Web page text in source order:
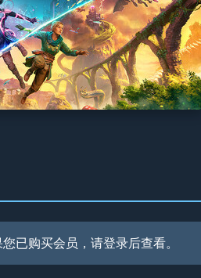
已购买会员，请登录后查看。